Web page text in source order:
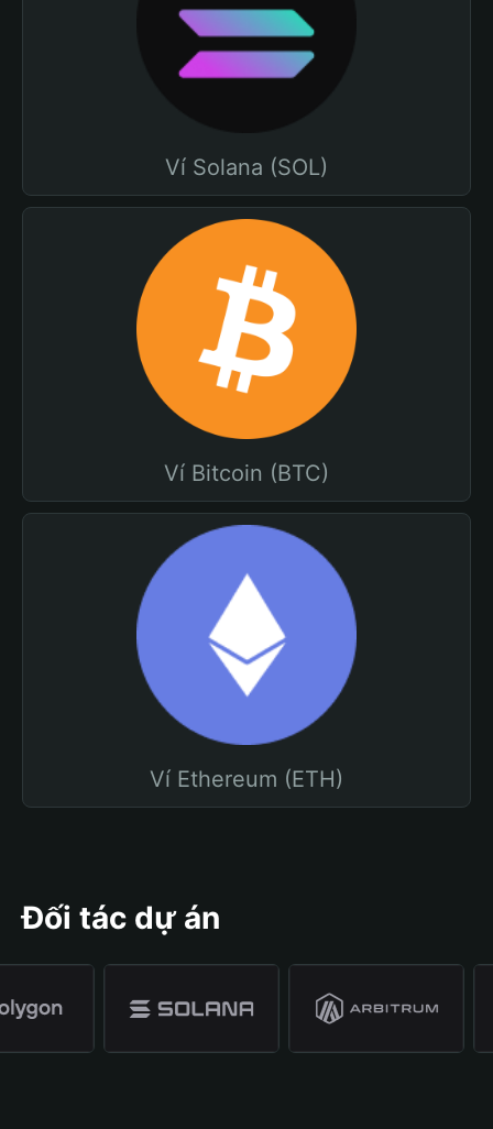
Ví Solana (SOL)
Ví Bitcoin (BTC)
Ví Ethereum (ETH)
Đối tác dự án